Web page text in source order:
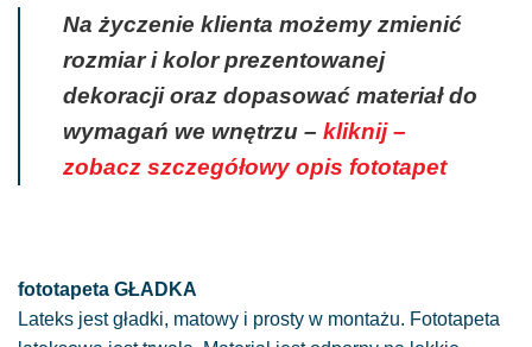
Na życzenie klienta możemy zmienić
rozmiar i kolor prezentowanej
dekoracji oraz dopasować materiał do
wymagań we wnętrzu – kliknij –
zobacz szczegółowy opis fototapet
fototapeta GŁADKA
Lateks jest gładki, matowy i prosty w montażu. Fototapeta